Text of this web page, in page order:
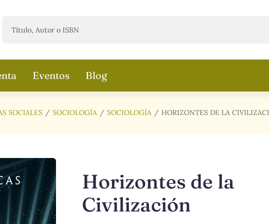
Eventos Blog
SOCIALES SOCIOLOGÍA SOCIOLOGÍA HORIZONTES DE LA
Horizontes de la
Civilización